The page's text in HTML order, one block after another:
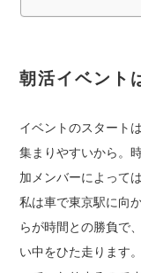
朝活イベント
イベントのスタート
集まりやすいから。
加メンバーによって
私は車で東京駅に向
らが時間との勝負で
い中をひた走ります